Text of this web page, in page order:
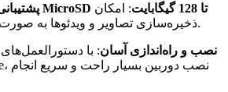
پشتیبانی از کارت حافظه MicroSD تا 128 گیگابایت
: امکان
ذخیره‌سازی تصاویر و ویدئوها به صورت محلی وجود دارد.
نصب و راه‌اندازی آسان: با